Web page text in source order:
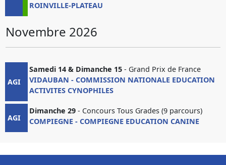
ROINVILLE-PLATEAU
Novembre 2026
AGI
Samedi 14 & Dimanche 15 - Grand Prix de France
VIDAUBAN - COMMISSION NATIONALE EDUCATION
ACTIVITES CYNOPHILES
AGI
Dimanche 29 - Concours Tous Grades (9 parcours)
COMPIEGNE - COMPIEGNE EDUCATION CANINE